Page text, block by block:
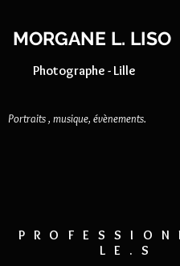
MORGANE L. LISO
Photographe - Lille
Portraits , musique, évènements.
LE.S